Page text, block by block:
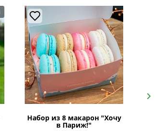
Набор из 8 макарон "Хочу
в Париж!"
Next